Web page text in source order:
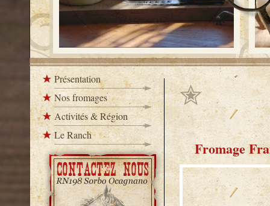
Présentation
Nos fromages
Activités & Région
Le Ranch
Fromage